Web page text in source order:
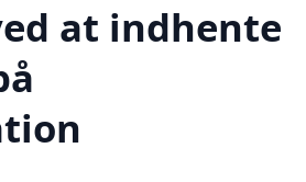
at indhente